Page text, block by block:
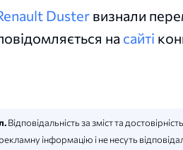
Duster визнали
на сайті
Відповідальність за зміст та
інформацію і не несуть